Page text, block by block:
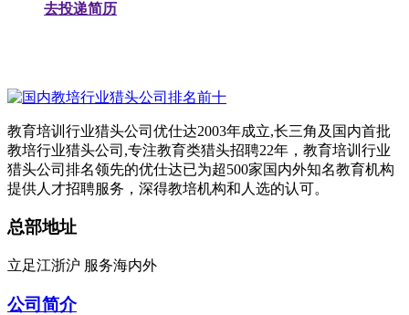
去投递简历
教育培训行业猎头公司优仕达2003年成立,长三角及国内首批
教培行业猎头公司,专注教育类猎头招聘22年，教育培训行业
猎头公司排名领先的优仕达已为超500家国内外知名教育机构
提供人才招聘服务，深得教培机构和人选的认可。
总部地址
立足江浙沪 服务海内外
公司简介